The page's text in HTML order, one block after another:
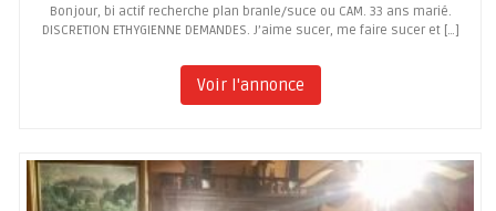
Bonjour, bi actif recherche plan branle/suce ou CAM. 33 ans marié.
DISCRETION ETHYGIENNE DEMANDES. J’aime sucer, me faire sucer et […]
Voir l'annonce